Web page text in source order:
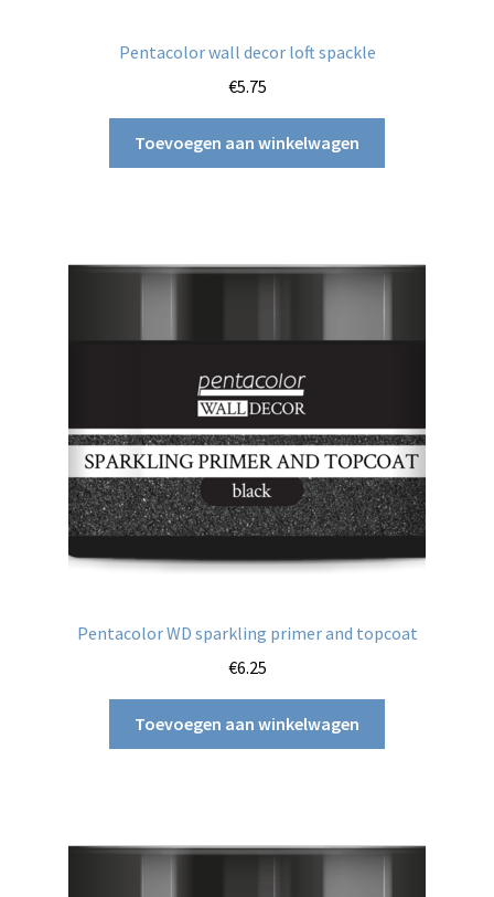
Pentacolor wall decor loft spackle
€5.75
Toevoegen aan winkelwagen
Pentacolor WD sparkling primer and topcoat
€6.25
Toevoegen aan winkelwagen